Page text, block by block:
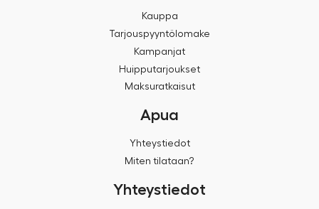
Kauppa
Tarjouspyyntölomake
Kampanjat
Huipputarjoukset
Maksuratkaisut
Apua
Yhteystiedot
Miten tilataan?
Yhteystiedot